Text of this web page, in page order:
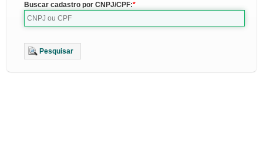
Buscar cadastro por CNPJ/CPF:
Pesquisar